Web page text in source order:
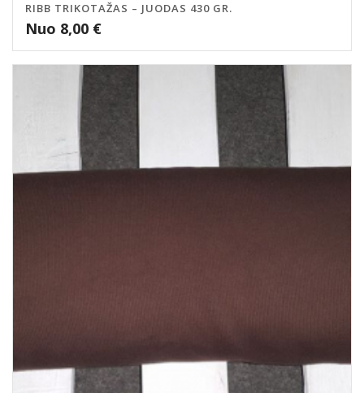
RIBB TRIKOTAŽAS – JUODAS 430 GR.
Nuo 8,00 €